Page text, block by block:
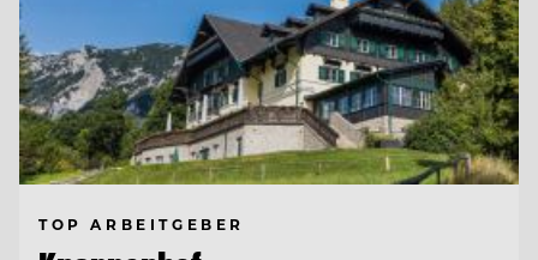
TOP ARBEITGEBER